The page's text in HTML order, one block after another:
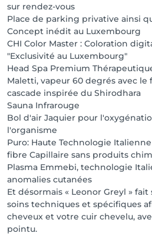
sur rendez-vous
Place de parking privative ainsi
Concept inédit au Luxembourg
CHI Color Master : Coloration
"Exclusivité au Luxembourg"
Head Spa Premium
Maletti, vapeur 60 degrés avec le
cascade inspirée du Shirodhara
Sauna Infrarouge
Bol d'air Jaquier pour
l'organisme
Puro: Haute Technologie
fibre Capillaire sans produits
Plasma Emmebi, technologie
anomalies cutanées
Et désormais « Leonor Greyl »
soins techniques et spécifiques
cheveux et votre cuir chevelu,
pointu.